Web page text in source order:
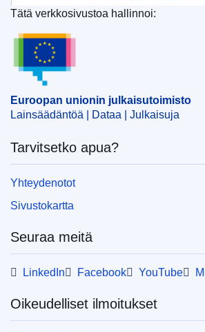
komissio),Euroopan komissio
Aihe:Ranska
yritystuki
CELEX : 52024AS107140
ELI :C/2024/4489/oj
IMMC : C(2024)4210/3556154
pdfa2a
Euroopan unionin
Tätä verkkosivustoa hallinnoi:
Euroopan unionin julkaisutoimisto
Lainsäädäntöä | Dataa | Julkaisuja
Tarvitsetko apua?
Yhteydenotot
Sivustokartta
Seuraa meitä
LinkedIn Facebook YouTube
Oikeudelliset ilmoitukset